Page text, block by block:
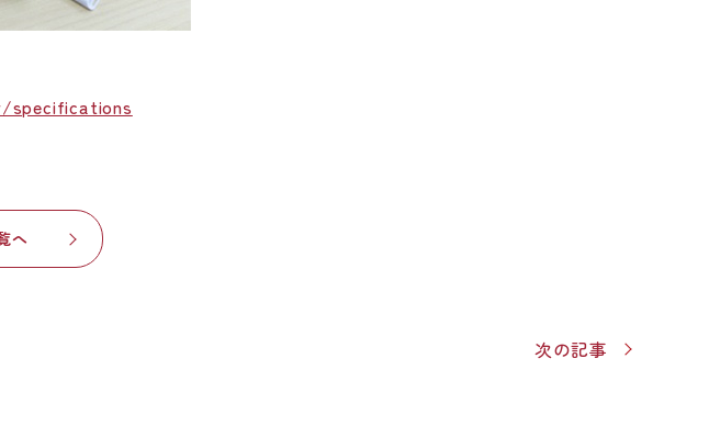
へ
次の記事